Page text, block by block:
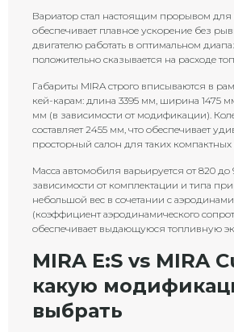
Вариатор стал настоящим прорывом
обеспечивает плавное ускорение без
двигателю работать в оптимальном
положительно сказывается на расходе
Габариты MIRA строго вписываются в
кей-карам: длина 3395 мм, ширина 1475
мм (в зависимости от модификации).
составляет 2455 мм, что обеспечивает
просторный салон для таких
Масса автомобиля варьируется от 820 до
зависимости от комплектации и типа
небольшой вес в сочетании с
(коэффициент аэродинамического
обеспечивает выдающуюся топливную
MIRA E:S vs MIRA
какую
выбрать